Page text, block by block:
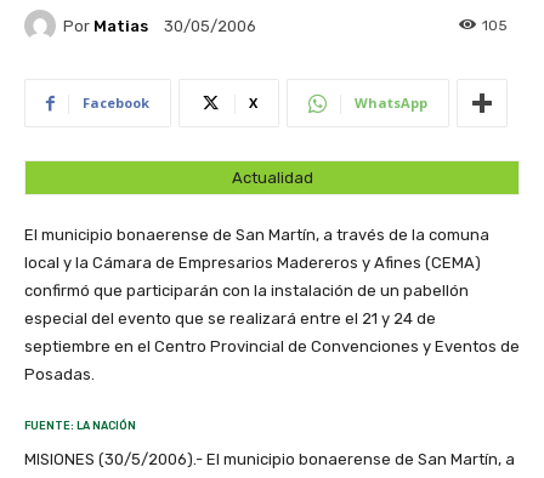
Por Matias 30/05/2006 105
Facebook X WhatsApp
Actualidad
El municipio bonaerense de San Martín, a través de la comuna
local y la Cámara de Empresarios Madereros y Afines (CEMA)
confirmó que participarán con la instalación de un pabellón
especial del evento que se realizará entre el 21 y 24 de
septiembre en el Centro Provincial de Convenciones y Eventos de
Posadas.
FUENTE: LA NACIÓN
MISIONES (30/5/2006).- El municipio bonaerense de San Martín, a